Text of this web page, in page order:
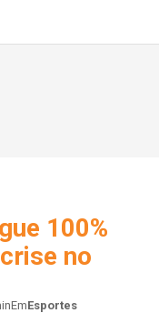
100%
no
EmEsportes